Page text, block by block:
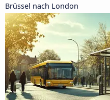
Brüssel nach London